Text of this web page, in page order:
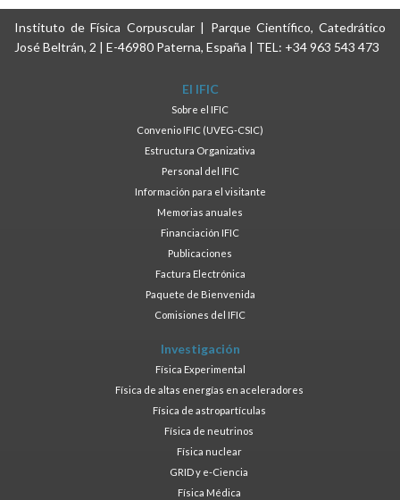
Instituto de Física Corpuscular | Parque Científico, Catedrático
José Beltrán, 2 | E-46980 Paterna, España | TEL: +34 963 543 473
El IFIC
Sobre el IFIC
Convenio IFIC (UVEG-CSIC)
Estructura Organizativa
Personal del IFIC
Información para el visitante
Memorias anuales
Financiación IFIC
Publicaciones
Factura Electrónica
Paquete de Bienvenida
Comisiones del IFIC
Investigación
Física Experimental
Física de altas energías en aceleradores
Física de astropartículas
Física de neutrinos
Física nuclear
GRID y e-Ciencia
Física Médica